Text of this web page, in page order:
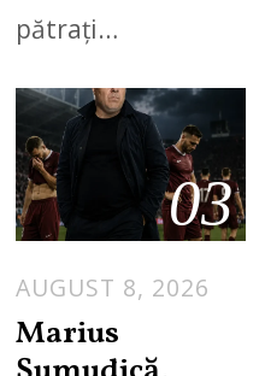
pătrați…
03
AUGUST 8, 2026
Marius